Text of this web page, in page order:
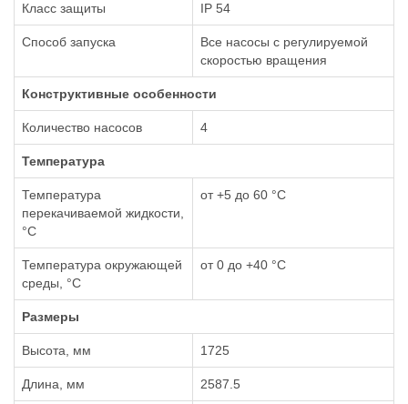
Класс защиты IP 54
Способ запуска
Все насосы с регулируемой
скоростью вращения
Конструктивные особенности
Количество насосов 4
Температура
Температура
перекачиваемой жидкости,
°С
от +5 до 60 °С
Температура окружающей
среды, °С
от 0 до +40 °С
Размеры
Высота, мм 1725
Длина, мм 2587.5